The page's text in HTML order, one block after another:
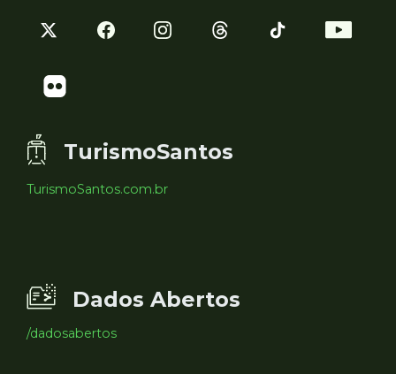
TurismoSantos
TurismoSantos.com.br
Dados Abertos
/dadosabertos